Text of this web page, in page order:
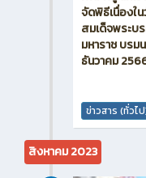
จัดพิธีเนื่องใ
สมเด็จพระบ
มหาราช บรม
ธันวาคม
ข่าวสาร (ทั่วไ
สิงหาคม 2023